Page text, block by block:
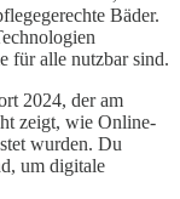
Bäder.
für alle nutzbar sind.
2024, der am
zeigt, wie Online-
wurden. Du
um digitale